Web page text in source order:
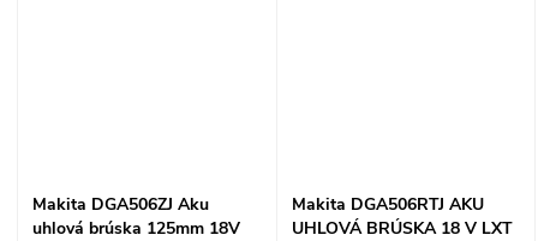
Makita DGA506ZJ Aku
uhlová brúska 125mm 18V
Makita DGA506RTJ AKU
UHLOVÁ BRÚSKA 18 V LXT